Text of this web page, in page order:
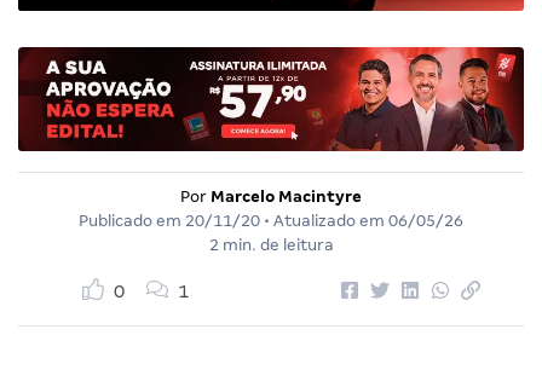
Por Marcelo Macintyre
Publicado em 20/11/20 • Atualizado em 06/05/26
2 min. de leitura
0 1